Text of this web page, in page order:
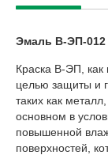
Эмаль В-ЭП-012
Краска В-ЭП, как
целью защиты и
таких как
основном в
повышенной
поверхностей,